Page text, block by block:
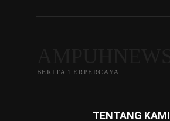
BERITA TERPERCAYA
TENTANG KAMI